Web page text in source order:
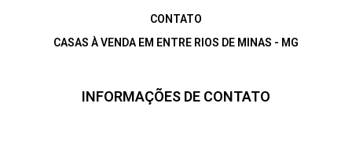
CONTATO
CASAS À VENDA EM ENTRE RIOS DE MINAS - MG
INFORMAÇÕES DE CONTATO